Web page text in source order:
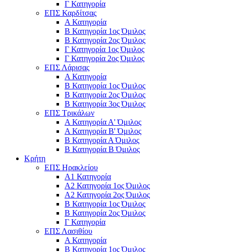
Γ Κατηγορία
ΕΠΣ Καρδίτσας
Α Κατηγορία
Β Κατηγορία 1ος Όμιλος
Β Κατηγορία 2ος Όμιλος
Γ Κατηγορία 1ος Όμιλος
Γ Κατηγορία 2ος Όμιλος
ΕΠΣ Λάρισας
Α Κατηγορία
Β Κατηγορία 1ος Όμιλος
Β Κατηγορία 2ος Όμιλος
Β Κατηγορία 3ος Όμιλος
ΕΠΣ Τρικάλων
Α Κατηγορία Α' Όμιλος
Α Κατηγορία Β' Όμιλος
Β Κατηγορία Α Όμιλος
Β Κατηγορία Β Όμιλος
Κρήτη
ΕΠΣ Ηρακλείου
Α1 Κατηγορία
Α2 Κατηγορία 1ος Όμιλος
Α2 Κατηγορία 2ος Όμιλος
Β Κατηγορία 1ος Όμιλος
Β Κατηγορία 2ος Όμιλος
Γ Κατηγορία
ΕΠΣ Λασιθίου
Α Κατηγορία
Β Κατηγορία 1ος Όμιλος